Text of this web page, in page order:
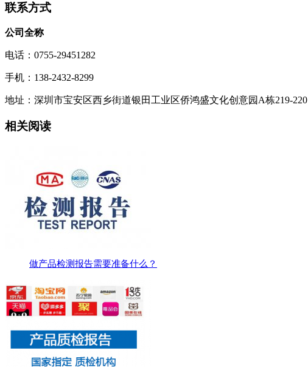
联系方式
公司全称
电话：0755-29451282
手机：138-2432-8299
地址：深圳市宝安区西乡街道银田工业区侨鸿盛文化创意园A栋219-220
相关阅读
做产品检测报告需要准备什么？